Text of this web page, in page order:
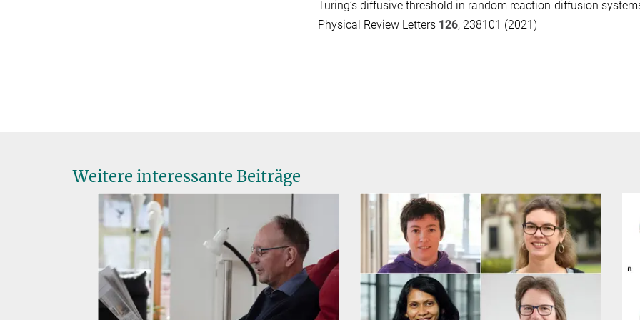
Turing’s diffusive threshold in random reaction-diffusion
Physical Review Letters 126, 238101 (2021)
Weitere interessante Beiträge